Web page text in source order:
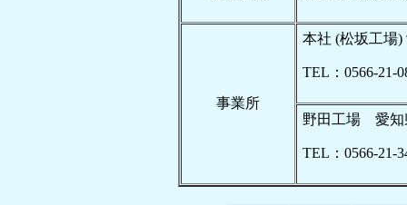
事業所
本社 (松坂工場
TEL：0566-21-
野田工場 愛知
TEL：0566-21-